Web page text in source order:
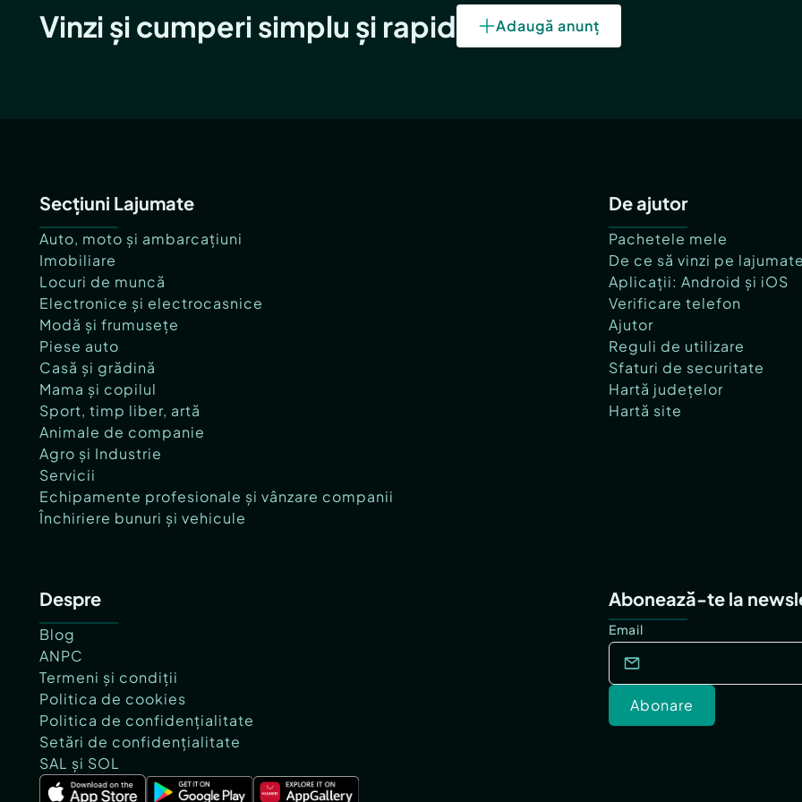
Vinzi și cumperi simplu și rapid Adaugă anunț
Secțiuni Lajumate
Auto, moto și ambarcațiuni
Imobiliare
Locuri de muncă
Electronice și electrocasnice
Modă și frumusețe
Piese auto
Casă și grădină
Mama și copilul
Sport, timp liber, artă
Animale de companie
Agro și Industrie
Servicii
Echipamente profesionale și vânzare companii
Închiriere bunuri și vehicule
De ajutor
Pachetele mele
De ce să vinzi pe
Aplicații: Android și iOS
Verificare telefon
Ajutor
Reguli de utilizare
Sfaturi de securitate
Hartă județelor
Hartă site
Despre
Blog
ANPC
Termeni și condiții
Politica de cookies
Politica de confidențialitate
Setări de confidențialitate
SAL și SOL
Abonează-te la
Email
Abonare